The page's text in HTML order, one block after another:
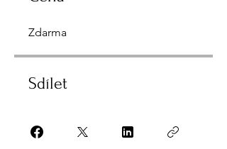
Zdarma
Sdílet